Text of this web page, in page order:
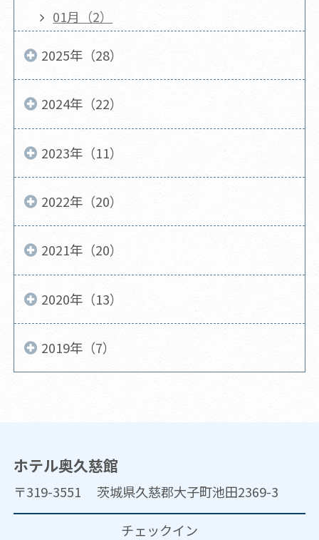
01月（2）
2025年（28）
2024年（22）
2023年（11）
2022年（20）
2021年（20）
2020年（13）
2019年（7）
ホテル奥久慈館
〒319-3551 茨城県久慈郡大子町池田2369-3
チェックイン